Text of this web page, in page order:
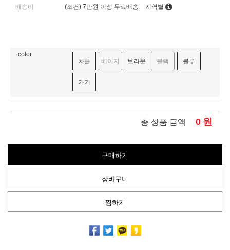
배송비 (조건) 7만원 이상 무료배송 지역별
color
차콜
베이지 브라운 블랙 블루
카키
총 상품 금액 0 원
구매하기
장바구니
찜하기